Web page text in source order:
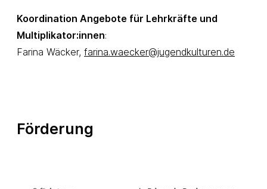
Koordination Angebote für Lehrkräfte und
Multiplikator:innen:
Farina Wäcker, farina.waecker@jugendkulturen.de
Förderung